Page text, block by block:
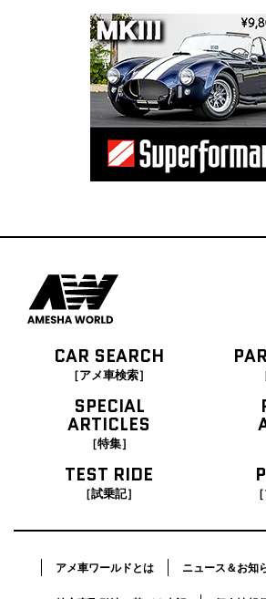
CAR SEARCH
［アメ車検索］
SPECIAL
ARTICLES
［特集］
TEST RIDE
［試乗記］
アメ車ワールドとは ニュース＆お知